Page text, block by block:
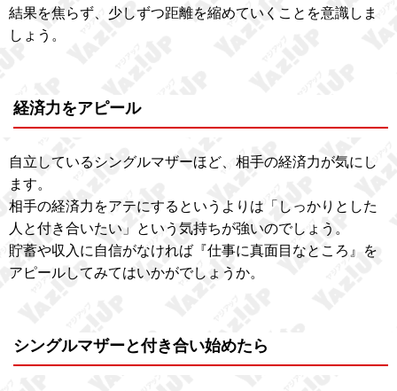
結果を焦らず、少しずつ距離を縮めていくことを意識しま
しょう。
経済力をアピール
自立しているシングルマザーほど、相手の経済力が気にし
ます。
相手の経済力をアテにするというよりは「しっかりとした
人と付き合いたい」という気持ちが強いのでしょう。
貯蓄や収入に自信がなければ『仕事に真面目なところ』を
アピールしてみてはいかがでしょうか。
シングルマザーと付き合い始めたら